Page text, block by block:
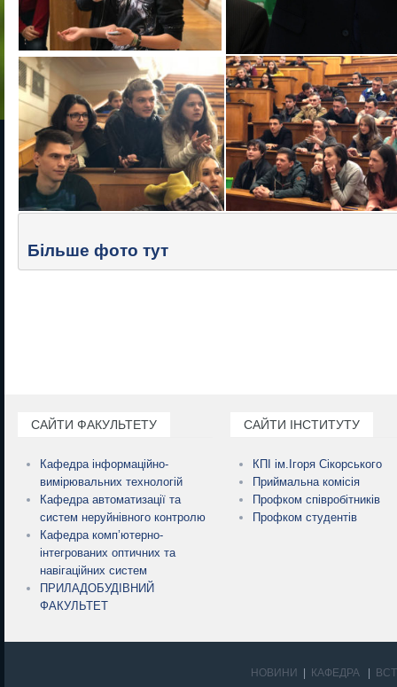
Більше фото тут
САЙТИ ФАКУЛЬТЕТУ
Кафедра інформаційно-
вимірювальних технологій
Кафедра автоматизації та
систем неруйнівного контролю
Кафедра комп’ютерно-
інтегрованих оптичних та
навігаційних систем
ПРИЛАДОБУДІВНИЙ
ФАКУЛЬТЕТ
САЙТИ ІНСТИТУТУ
КПІ ім.Ігоря Сікорського
Приймальна комісія
Профком співробітників
Профком студентів
НОВИНИ КАФЕДРА